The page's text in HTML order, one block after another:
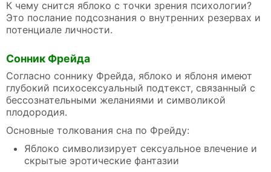
К чему снится яблоко с точки зрения психологии?
Это послание подсознания о внутренних резервах и
потенциале личности.
Сонник Фрейда
Согласно соннику Фрейда, яблоко и яблоня имеют
глубокий психосексуальный подтекст, связанный с
бессознательными желаниями и символикой
плодородия.
Основные толкования сна по Фрейду:
Яблоко символизирует сексуальное влечение и
скрытые эротические фантазии